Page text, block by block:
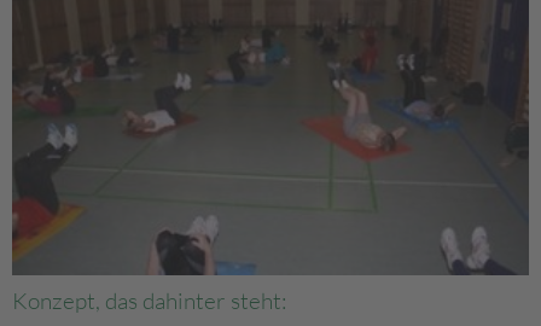
Konzept, das dahinter steht: